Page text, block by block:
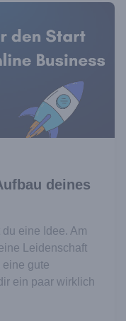
deines
eine Idee. Am
Leidenschaft
eine gute
ein paar wirklich